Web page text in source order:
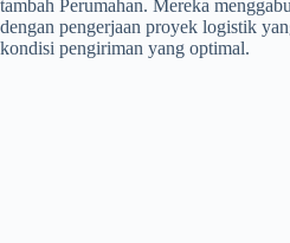
tambah Perumahan. Mereka
dengan pengerjaan proyek logistik
kondisi pengiriman yang optimal.